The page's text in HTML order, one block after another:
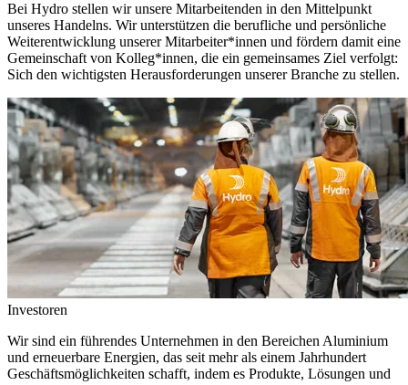
Bei Hydro stellen wir unsere Mitarbeitenden in den Mittelpunkt
unseres Handelns. Wir unterstützen die berufliche und persönliche
Weiterentwicklung unserer Mitarbeiter*innen und fördern damit eine
Gemeinschaft von Kolleg*innen, die ein gemeinsames Ziel verfolgt:
Sich den wichtigsten Herausforderungen unserer Branche zu stellen.
Investoren
Wir sind ein führendes Unternehmen in den Bereichen Aluminium
und erneuerbare Energien, das seit mehr als einem Jahrhundert
Geschäftsmöglichkeiten schafft, indem es Produkte, Lösungen und